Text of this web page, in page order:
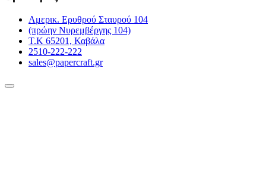
Αμερικ. Ερυθρού Σταυρού 104
(πρώην Νυρεμβέργης 104)
Τ.Κ 65201, Καβάλα
2510-222-222
sales@papercraft.gr